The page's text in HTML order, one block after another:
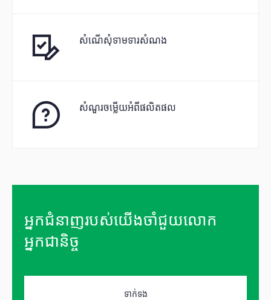
សំណើសុំទាមទារសំណង
សំណួរចម្លើយអំពីផលិតផល
អ្នកជំនាញរបស់យើងចាំជួយលោក
អ្នកជានិច្ច
ទាក់ទង